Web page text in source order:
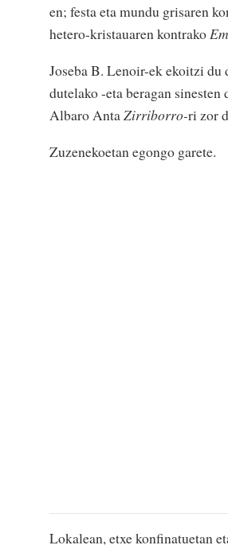
en; festa eta mundu grisaren
hetero-kristauaren kontrako
Joseba B. Lenoir-ek ekoitzi du
dutelako -eta beragan
Albaro AntaZirriborro-ri zor
Zuzenekoetan egongo garete.
Lokalean, etxe konfinatuetan